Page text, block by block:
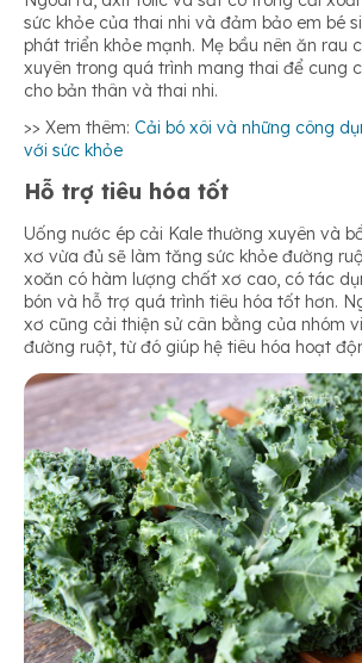
sức khỏe của thai nhi và đảm bảo em bé
phát triển khỏe mạnh. Mẹ bầu nên ăn rau
xuyên trong quá trình mang thai để cung
cho bản thân và thai nhi.
>> Xem thêm: Cải bó xôi và những công
với sức khỏe
Hỗ trợ tiêu hóa tốt
Uống nước ép cải Kale thường xuyên và
xơ vừa đủ sẽ làm tăng sức khỏe đường
xoăn có hàm lượng chất xơ cao, có tác
bón và hỗ trợ quá trình tiêu hóa tốt hơn.
xơ cũng cải thiện sử cân bằng của nhóm
đường ruột, từ đó giúp hệ tiêu hóa hoạt